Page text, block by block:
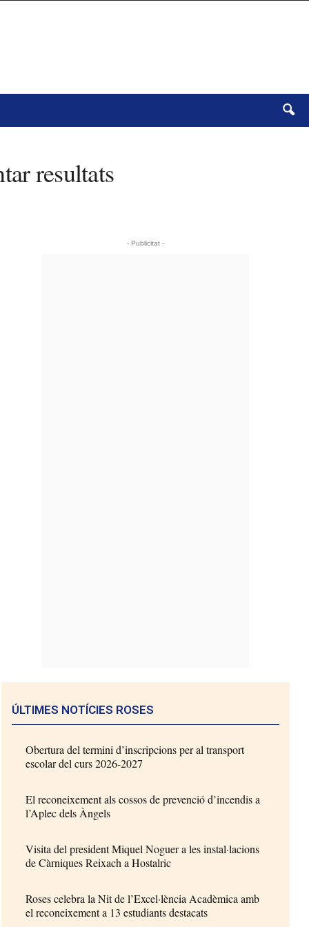
resultats
- Publicitat -
ÚLTIMES NOTÍCIES ROSES
Obertura del termini d’inscripcions per al transport
escolar del curs 2026-2027
El reconeixement als cossos de prevenció d’incendis a
l’Aplec dels Àngels
Visita del president Miquel Noguer a les instal·lacions
de Càrniques Reixach a Hostalric
Roses celebra la Nit de l’Excel·lència Acadèmica amb
el reconeixement a 13 estudiants destacats